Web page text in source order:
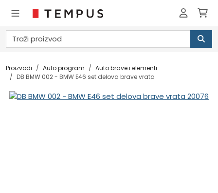
Proizvodi Auto program
Auto brave i elementi
DB BMW 002 - BMW E46 set delova brave vrata